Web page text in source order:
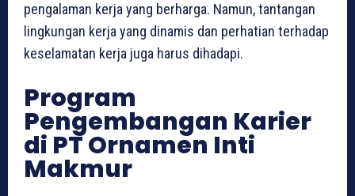
pengalaman kerja yang berharga. Namun, tantangan
lingkungan kerja yang dinamis dan perhatian terhadap
keselamatan kerja juga harus dihadapi.
Program
Pengembangan Karier
di PT Ornamen Inti
Makmur